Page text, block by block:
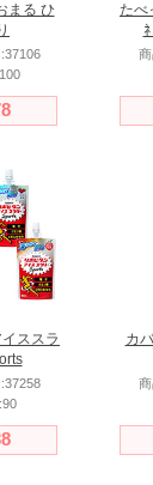
まる ひ
たべ
ススラ
カ